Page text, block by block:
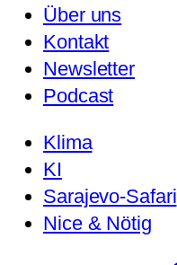
Über uns
Kontakt
Newsletter
Podcast
Klima
KI
Sarajevo-Safari
Nice & Nötig